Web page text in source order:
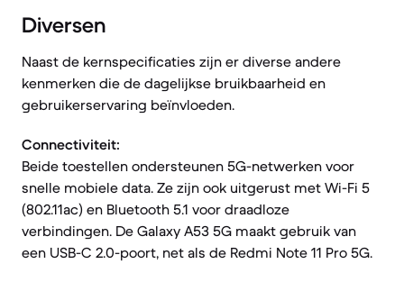
Diversen
Naast de kernspecificaties zijn er diverse andere
kenmerken die de dagelijkse bruikbaarheid en
gebruikerservaring beïnvloeden.
Connectiviteit:
Beide toestellen ondersteunen 5G-netwerken voor
snelle mobiele data. Ze zijn ook uitgerust met Wi-Fi 5
(802.11ac) en Bluetooth 5.1 voor draadloze
verbindingen. De Galaxy A53 5G maakt gebruik van
een USB-C 2.0-poort, net als de Redmi Note 11 Pro 5G.